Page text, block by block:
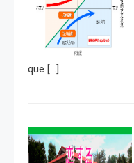
que […]